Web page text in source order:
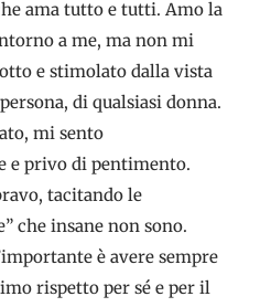
ama tutto e tutti. Amo la
a me, ma non mi
e stimolato dalla vista
di qualsiasi donna.
mi sento
e privo di pentimento.
tacitando le
che insane non sono.
è avere sempre
rispetto per sé e per il